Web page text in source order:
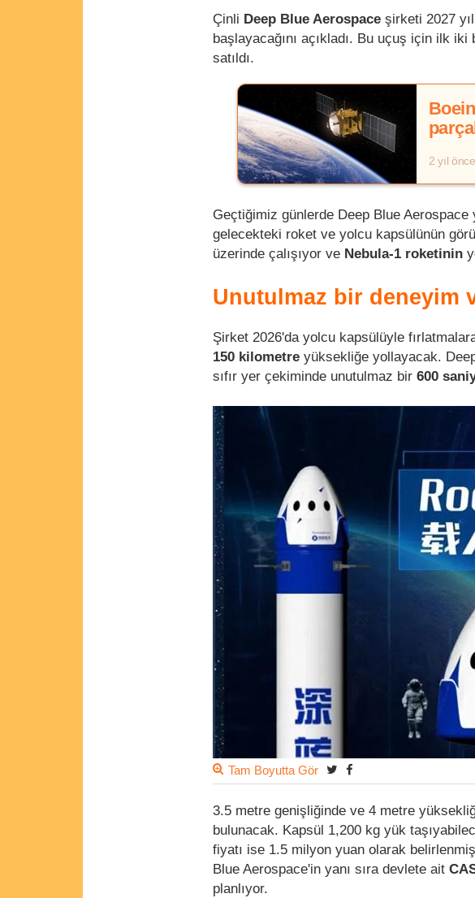
Çinli Deep Blue Aerospace şirketi 2027
başlayacağını açıkladı. Bu uçuş için ilk
satıldı.
2 yıl
Geçtiğimiz günlerde Deep Blue
gelecekteki roket ve yolcu kapsülünün
üzerinde çalışıyor ve Nebula-1 roketinin
Unutulmaz bir deneyim
Şirket 2026'da yolcu kapsülüyle
150 kilometre yüksekliğe yollayacak.
sıfır yer çekiminde unutulmaz bir 600
Tam Boyutta Gör
3.5 metre genişliğinde ve 4 metre
bulunacak. Kapsül 1,200 kg yük
fiyatı ise 1.5 milyon yuan olarak
Blue Aerospace'in yanı sıra devlete ait
planlıyor.